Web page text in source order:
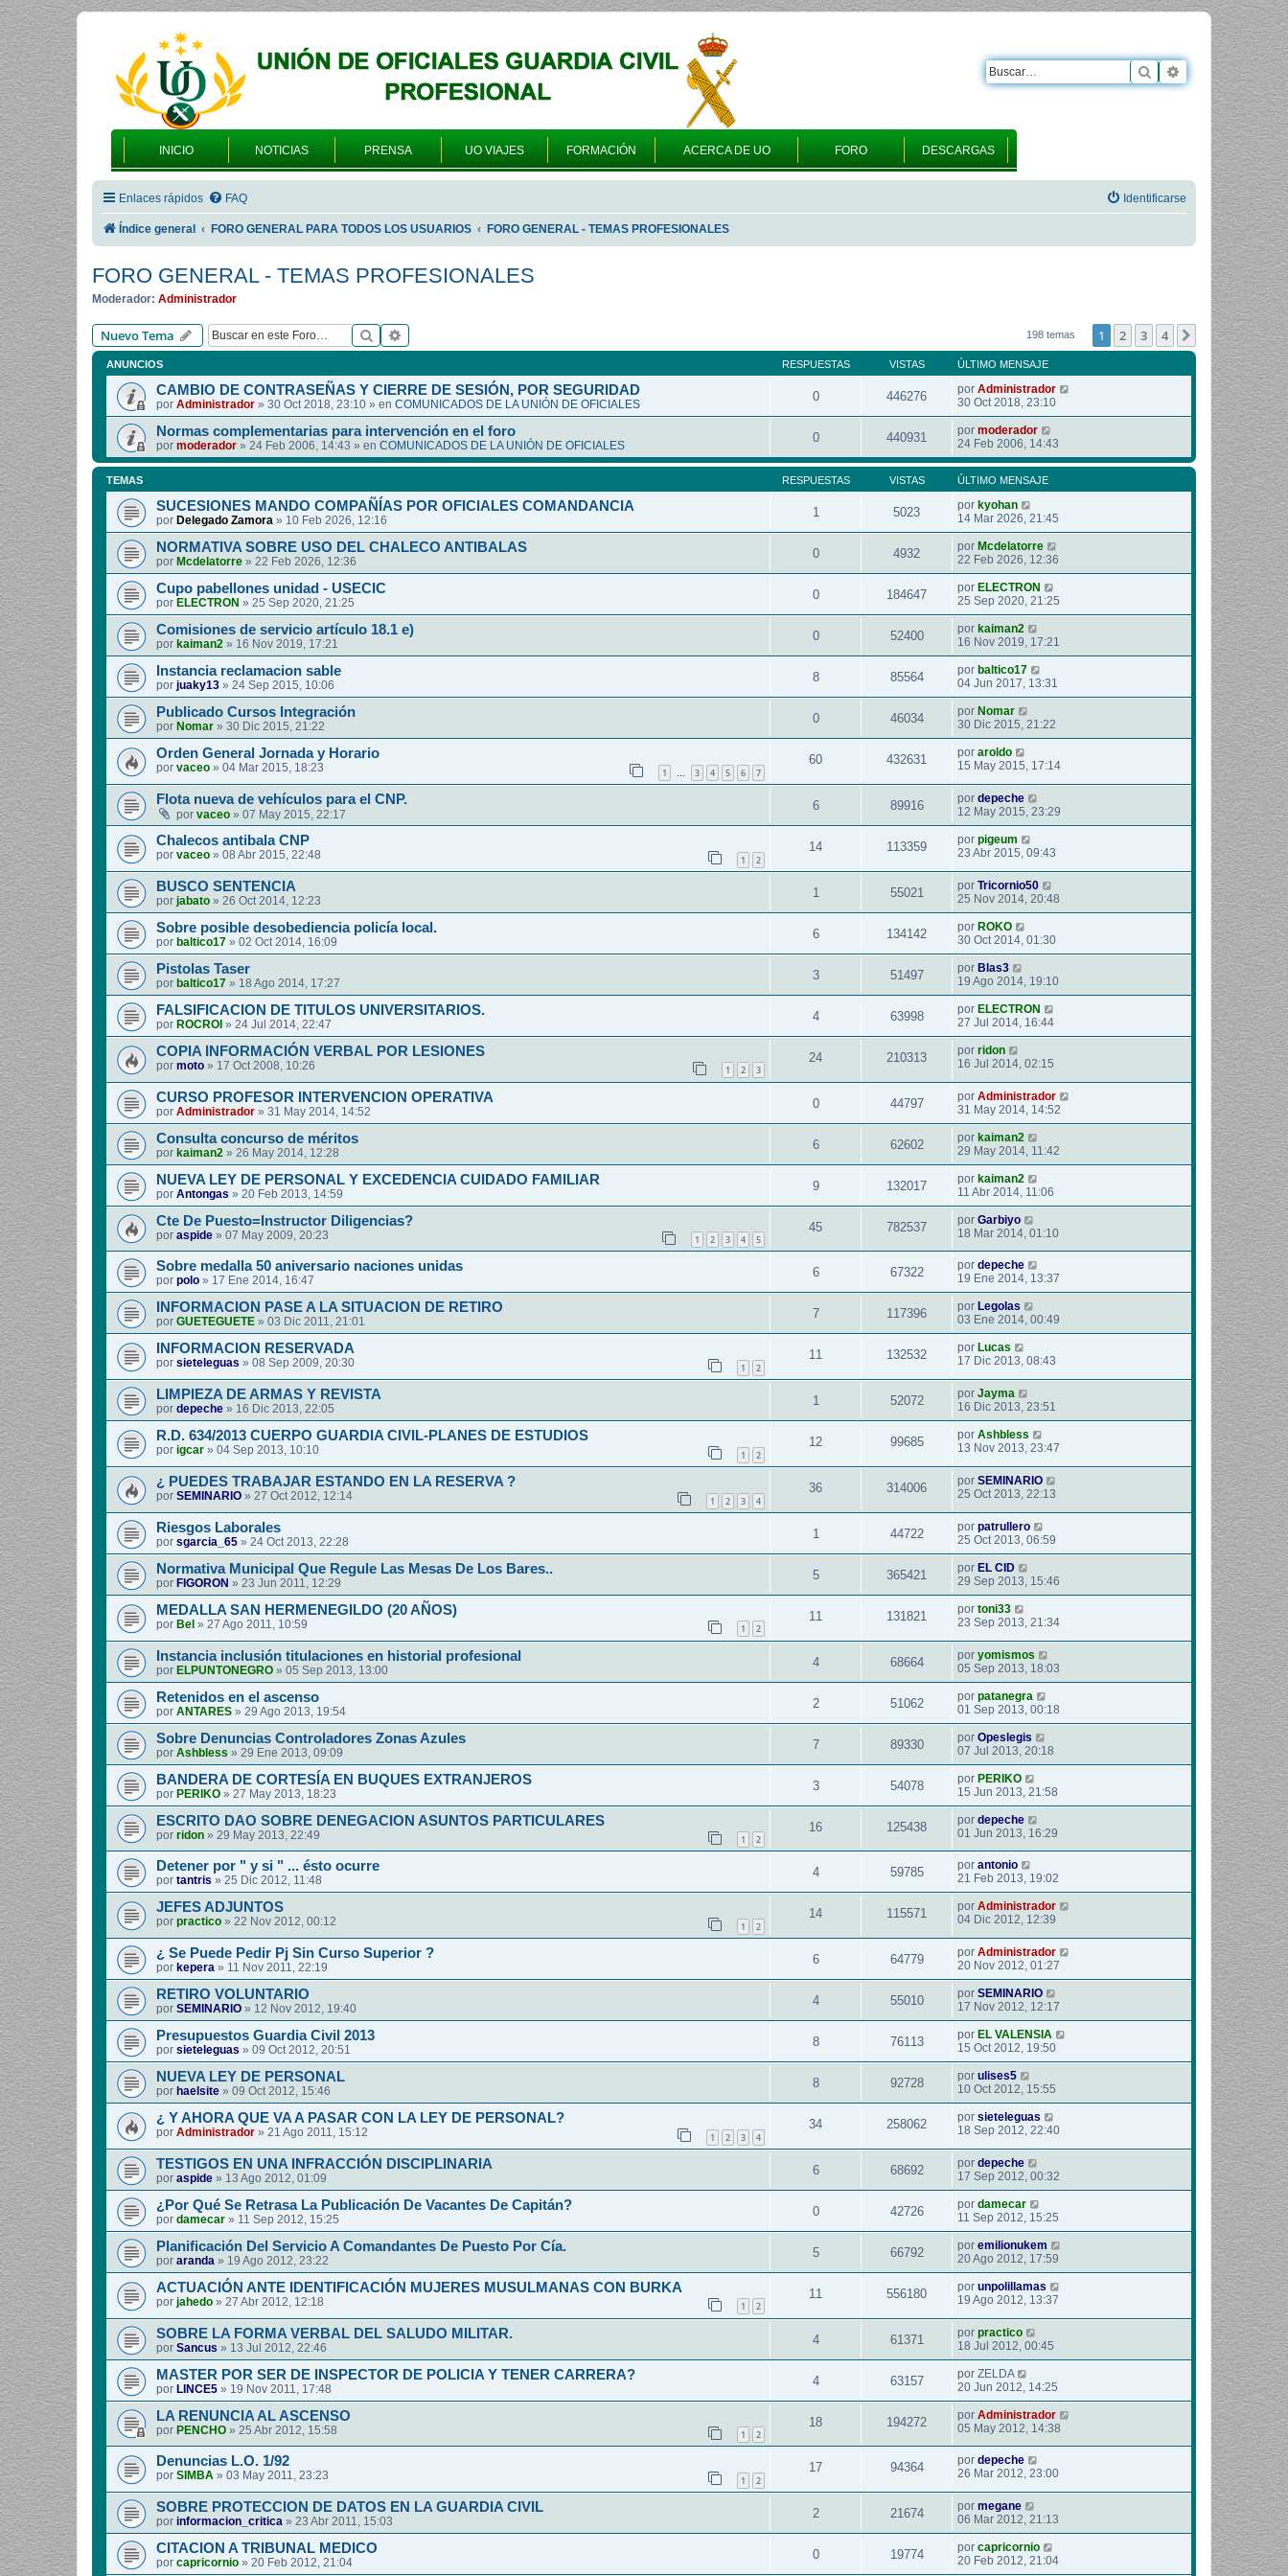
INICIO NOTICIAS PRENSA UO VIAJES FORMACIÓN ACERCA DE UO FORO DESCARGAS
Buscar Búsqueda
Enlaces rápidos FAQ Identificarse
Índice general FORO GENERAL PARA TODOS LOS USUARIOS FORO GENERAL - TEMAS PROFESIONALES
FORO GENERAL - TEMAS PROFESIONALES
Moderador: Administrador
Nuevo Tema Buscar 198 temas 1 2 3 4 Siguiente
ANUNCIOS RESPUESTAS VISTAS ÚLTIMO MENSAJE
CAMBIO DE CONTRASEÑAS Y CIERRE DE SESIÓN, POR SEGURIDAD
por Administrador » 30 Oct 2018, 23:10 » en COMUNICADOS DE LA UNIÓN DE OFICIALES
0 446276 por Administrador
30 Oct 2018, 23:10
Normas complementarias para intervención en el foro
por moderador » 24 Feb 2006, 14:43 » en COMUNICADOS DE LA UNIÓN DE OFICIALES
0 440931 por moderador
24 Feb 2006, 14:43
TEMAS RESPUESTAS VISTAS ÚLTIMO MENSAJE
SUCESIONES MANDO COMPAÑÍAS POR OFICIALES COMANDANCIA
por Delegado Zamora » 10 Feb 2026, 12:16
1 5023 por kyohan
14 Mar 2026, 21:45
NORMATIVA SOBRE USO DEL CHALECO ANTIBALAS
por Mcdelatorre » 22 Feb 2026, 12:36
0 4932 por Mcdelatorre
22 Feb 2026, 12:36
Cupo pabellones unidad - USECIC
por ELECTRON » 25 Sep 2020, 21:25
0 184647 por ELECTRON
25 Sep 2020, 21:25
Comisiones de servicio artículo 18.1 e)
por kaiman2 » 16 Nov 2019, 17:21
0 52400 por kaiman2
16 Nov 2019, 17:21
Instancia reclamacion sable
por juaky13 » 24 Sep 2015, 10:06
8 85564 por baltico17
04 Jun 2017, 13:31
Publicado Cursos Integración
por Nomar » 30 Dic 2015, 21:22
0 46034 por Nomar
30 Dic 2015, 21:22
Orden General Jornada y Horario
por vaceo » 04 Mar 2015, 18:23 1 3 4 5 6 7
60 432631 por aroldo
15 May 2015, 17:14
Flota nueva de vehículos para el CNP.
por vaceo » 07 May 2015, 22:17
6 89916 por depeche
12 May 2015, 23:29
Chalecos antibala CNP
por vaceo » 08 Abr 2015, 22:48 1 2
14 113359 por pigeum
23 Abr 2015, 09:43
BUSCO SENTENCIA
por jabato » 26 Oct 2014, 12:23
1 55021 por Tricornio50
25 Nov 2014, 20:48
Sobre posible desobediencia policía local.
por baltico17 » 02 Oct 2014, 16:09
6 134142 por ROKO
30 Oct 2014, 01:30
Pistolas Taser
por baltico17 » 18 Ago 2014, 17:27
3 51497 por Blas3
19 Ago 2014, 19:10
FALSIFICACION DE TITULOS UNIVERSITARIOS.
por ROCROI » 24 Jul 2014, 22:47
4 63998 por ELECTRON
27 Jul 2014, 16:44
COPIA INFORMACIÓN VERBAL POR LESIONES
por moto » 17 Oct 2008, 10:26 1 2 3
24 210313 por ridon
16 Jul 2014, 02:15
CURSO PROFESOR INTERVENCION OPERATIVA
por Administrador » 31 May 2014, 14:52
0 44797 por Administrador
31 May 2014, 14:52
Consulta concurso de méritos
por kaiman2 » 26 May 2014, 12:28
6 62602 por kaiman2
29 May 2014, 11:42
NUEVA LEY DE PERSONAL Y EXCEDENCIA CUIDADO FAMILIAR
por Antongas » 20 Feb 2013, 14:59
9 132017 por kaiman2
11 Abr 2014, 11:06
Cte De Puesto=Instructor Diligencias?
por aspide » 07 May 2009, 20:23 1 2 3 4 5
45 782537 por Garbiyo
18 Mar 2014, 01:10
Sobre medalla 50 aniversario naciones unidas
por polo » 17 Ene 2014, 16:47
6 67322 por depeche
19 Ene 2014, 13:37
INFORMACION PASE A LA SITUACION DE RETIRO
por GUETEGUETE » 03 Dic 2011, 21:01
7 117396 por Legolas
03 Ene 2014, 00:49
INFORMACION RESERVADA
por sieteleguas » 08 Sep 2009, 20:30 1 2
11 132532 por Lucas
17 Dic 2013, 08:43
LIMPIEZA DE ARMAS Y REVISTA
por depeche » 16 Dic 2013, 22:05
1 52072 por Jayma
16 Dic 2013, 23:51
R.D. 634/2013 CUERPO GUARDIA CIVIL-PLANES DE ESTUDIOS
por igcar » 04 Sep 2013, 10:10 1 2
12 99685 por Ashbless
13 Nov 2013, 23:47
¿ PUEDES TRABAJAR ESTANDO EN LA RESERVA ?
por SEMINARIO » 27 Oct 2012, 12:14 1 2 3 4
36 314006 por SEMINARIO
25 Oct 2013, 22:13
Riesgos Laborales
por sgarcia_65 » 24 Oct 2013, 22:28
1 44722 por patrullero
25 Oct 2013, 06:59
Normativa Municipal Que Regule Las Mesas De Los Bares..
por FIGORON » 23 Jun 2011, 12:29
5 365421 por EL CID
29 Sep 2013, 15:46
MEDALLA SAN HERMENEGILDO (20 AÑOS)
por Bel » 27 Ago 2011, 10:59 1 2
11 131821 por toni33
23 Sep 2013, 21:34
Instancia inclusión titulaciones en historial profesional
por ELPUNTONEGRO » 05 Sep 2013, 13:00
4 68664 por yomismos
05 Sep 2013, 18:03
Retenidos en el ascenso
por ANTARES » 29 Ago 2013, 19:54
2 51062 por patanegra
01 Sep 2013, 00:18
Sobre Denuncias Controladores Zonas Azules
por Ashbless » 29 Ene 2013, 09:09
7 89330 por Opeslegis
07 Jul 2013, 20:18
BANDERA DE CORTESÍA EN BUQUES EXTRANJEROS
por PERIKO » 27 May 2013, 18:23
3 54078 por PERIKO
15 Jun 2013, 21:58
ESCRITO DAO SOBRE DENEGACION ASUNTOS PARTICULARES
por ridon » 29 May 2013, 22:49 1 2
16 125438 por depeche
01 Jun 2013, 16:29
Detener por " y si " ... ésto ocurre
por tantris » 25 Dic 2012, 11:48
4 59785 por antonio
21 Feb 2013, 19:02
JEFES ADJUNTOS
por practico » 22 Nov 2012, 00:12 1 2
14 115571 por Administrador
04 Dic 2012, 12:39
¿ Se Puede Pedir Pj Sin Curso Superior ?
por kepera » 11 Nov 2011, 22:19
6 64779 por Administrador
20 Nov 2012, 01:27
RETIRO VOLUNTARIO
por SEMINARIO » 12 Nov 2012, 19:40
4 55010 por SEMINARIO
17 Nov 2012, 12:17
Presupuestos Guardia Civil 2013
por sieteleguas » 09 Oct 2012, 20:51
8 76113 por EL VALENSIA
15 Oct 2012, 19:50
NUEVA LEY DE PERSONAL
por haelsite » 09 Oct 2012, 15:46
8 92728 por ulises5
10 Oct 2012, 15:55
¿ Y AHORA QUE VA A PASAR CON LA LEY DE PERSONAL?
por Administrador » 21 Ago 2011, 15:12 1 2 3 4
34 258062 por sieteleguas
18 Sep 2012, 22:40
TESTIGOS EN UNA INFRACCIÓN DISCIPLINARIA
por aspide » 13 Ago 2012, 01:09
6 68692 por depeche
17 Sep 2012, 00:32
¿Por Qué Se Retrasa La Publicación De Vacantes De Capitán?
por damecar » 11 Sep 2012, 15:25
0 42726 por damecar
11 Sep 2012, 15:25
Planificación Del Servicio A Comandantes De Puesto Por Cía.
por aranda » 19 Ago 2012, 23:22
5 66792 por emilionukem
20 Ago 2012, 17:59
ACTUACIÓN ANTE IDENTIFICACIÓN MUJERES MUSULMANAS CON BURKA
por jahedo » 27 Abr 2012, 12:18 1 2
11 556180 por unpolillamas
19 Ago 2012, 13:37
SOBRE LA FORMA VERBAL DEL SALUDO MILITAR.
por Sancus » 13 Jul 2012, 22:46
4 61371 por practico
18 Jul 2012, 00:45
MASTER POR SER DE INSPECTOR DE POLICIA Y TENER CARRERA?
por LINCE5 » 19 Nov 2011, 17:48
4 63157 por ZELDA
20 Jun 2012, 14:25
LA RENUNCIA AL ASCENSO
por PENCHO » 25 Abr 2012, 15:58 1 2
18 194272 por Administrador
05 May 2012, 14:38
Denuncias L.O. 1/92
por SIMBA » 03 May 2011, 23:23 1 2
17 94364 por depeche
26 Mar 2012, 23:00
SOBRE PROTECCION DE DATOS EN LA GUARDIA CIVIL
por informacion_critica » 23 Abr 2011, 15:03
2 21674 por megane
06 Mar 2012, 21:13
CITACION A TRIBUNAL MEDICO
por capricornio » 20 Feb 2012, 21:04
0 19774 por capricornio
20 Feb 2012, 21:04